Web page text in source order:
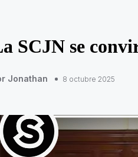
SCJN se
Jonathan 8 octubre 2025